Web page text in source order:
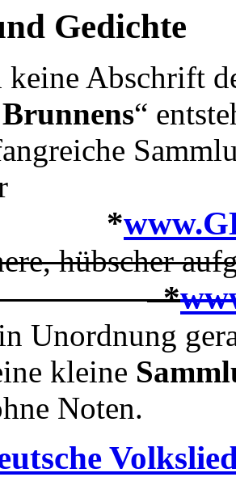
Gedichte
Abschrift
Brunnens“
hübscher
*
Unordnung
kleine
Noten.